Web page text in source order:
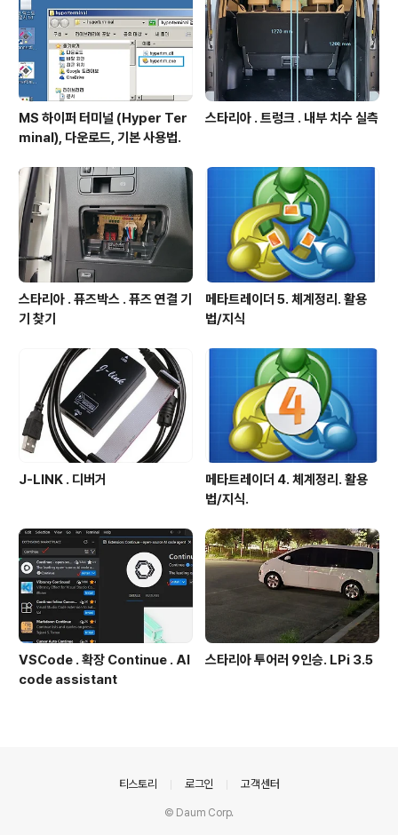
내에서 동적 할당되는 경우에는 컴파일 단계에서 알 수 없
기에 동적 할당 할때마다 malloc 함수의 반..
MS 하이퍼 터미널 (Hyper Ter
minal), 다운로드, 기본 사용법.
스타리아 . 트렁크 . 내부 치수 실측
스타리아 . 퓨즈박스 . 퓨즈 연결 기
기 찾기
메타트레이더 5. 체계정리. 활용
법/지식
J-LINK . 디버거
메타트레이더 4. 체계정리. 활용
법/지식.
VSCode . 확장 Continue . AI
code assistant
스타리아 투어러 9인승. LPi 3.5
티스토리 로그인 고객센터
© Daum Corp.